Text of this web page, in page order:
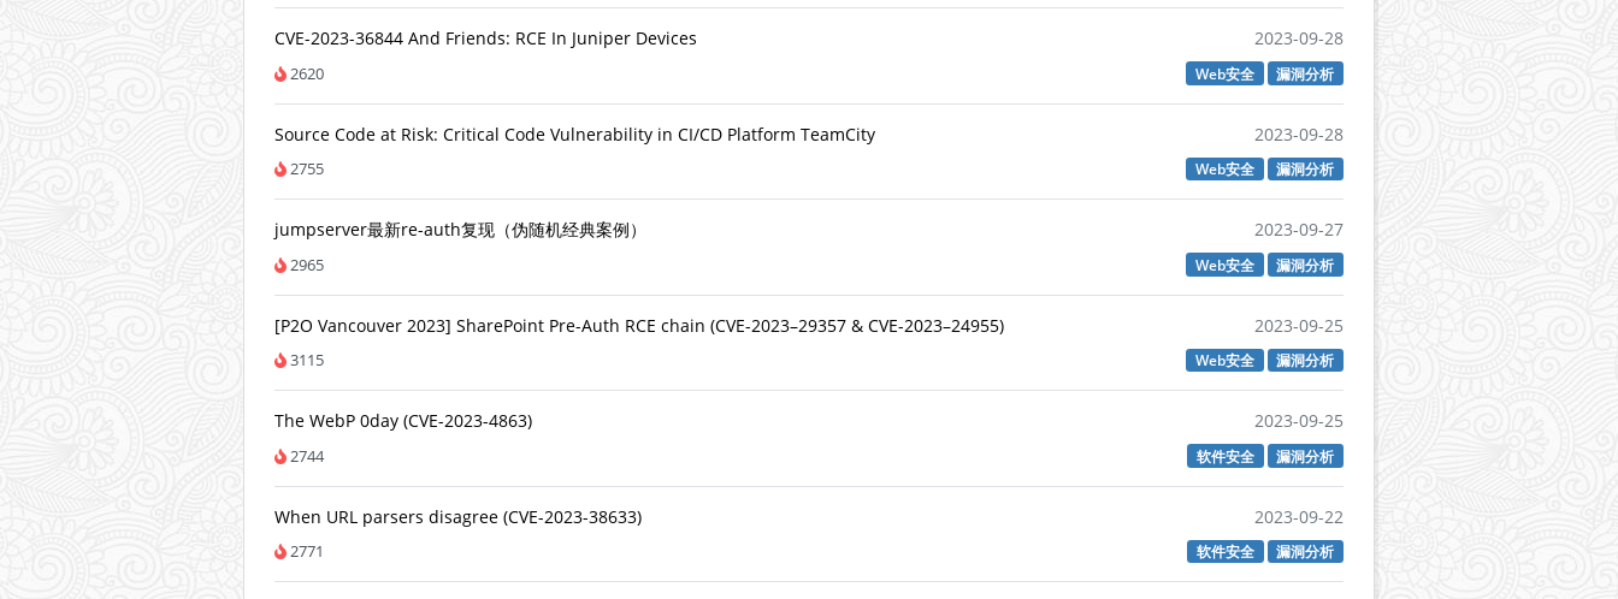
CVE-2023-36844 And Friends: RCE In Juniper Devices 2023-09-28
2620 Web安全 漏洞分析
Source Code at Risk: Critical Code Vulnerability in CI/CD Platform TeamCity 2023-09-28
2755 Web安全 漏洞分析
jumpserver最新re-auth复现（伪随机经典案例） 2023-09-27
2965 Web安全 漏洞分析
[P2O Vancouver 2023] SharePoint Pre-Auth RCE chain (CVE-2023–29357 & CVE-2023–24955) 2023-09-25
3115 Web安全 漏洞分析
The WebP 0day (CVE-2023-4863) 2023-09-25
2744 软件安全 漏洞分析
When URL parsers disagree (CVE-2023-38633) 2023-09-22
2771 软件安全 漏洞分析